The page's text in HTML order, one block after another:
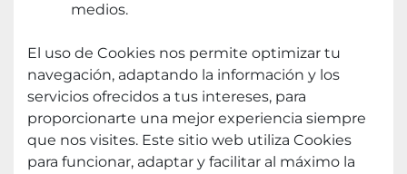
medios.
El uso de Cookies nos permite optimizar tu
navegación, adaptando la información y los
servicios ofrecidos a tus intereses, para
proporcionarte una mejor experiencia siempre
que nos visites. Este sitio web utiliza Cookies
para funcionar, adaptar y facilitar al máximo la